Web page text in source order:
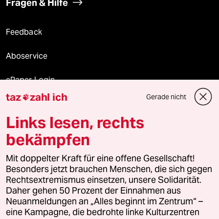
Fragen & Hilfe
Feedback
Aboservice
ePaper Login
Downloads für Abonnierende
© 2026 taz Verlags und Vertriebs GmbH
Alle Rechte vorbehalten. Bei rechtlichen Fragen oder für Genehmigungen
wenden Sie sich bitte an
lizenzen@taz.de
Feedback Redaktionsstatut Kommune-Richtlinien
taz zahl ich Gerade nicht
Links lesen, rechts
bekämpfen
Mit doppelter Kraft für eine offene Gesellschaft!
Besonders jetzt brauchen Menschen, die sich gegen
Rechtsextremismus einsetzen, unsere Solidarität.
Daher gehen 50 Prozent der Einnahmen aus
Neuanmeldungen an „Alles beginnt im Zentrum“ –
eine Kampagne, die bedrohte linke Kulturzentren